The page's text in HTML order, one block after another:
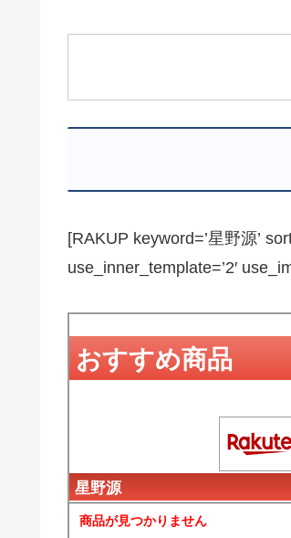
[RAKUP keyword=’星野源’
use_inner_template=’2′